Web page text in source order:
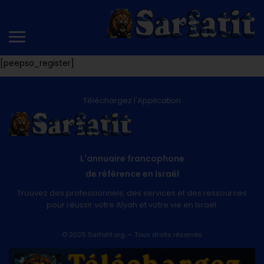
[peepso_register]
Téléchargez l'Application
L'annuaire francophone
de référence en Israël
Trouvez des professionnels, des services et des ressources
pour réussir votre Alyah et votre vie en Israël.
© 2025 Sarfatit.org — Tous droits réservés